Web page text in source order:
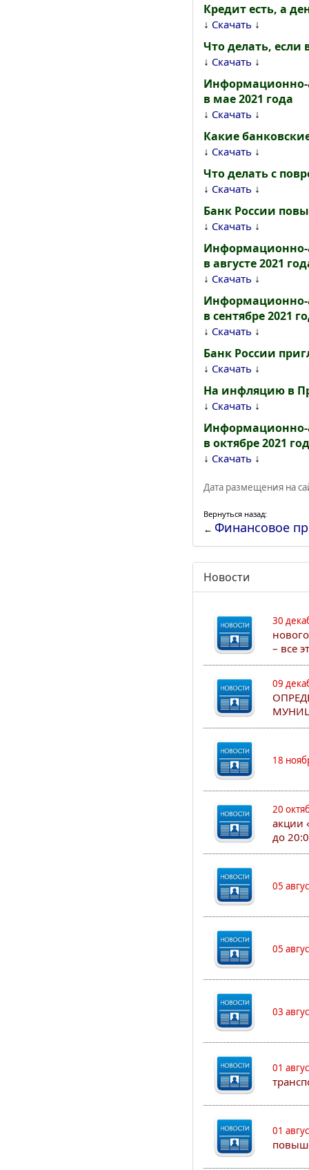
Кредит есть, а
↓ Скачать ↓
Что делать,
↓ Скачать ↓
в мае 2021 года
↓ Скачать ↓
Какие
↓ Скачать ↓
Что делать с
↓ Скачать ↓
Банк России
↓ Скачать ↓
в августе 2021
↓ Скачать ↓
в сентябре 2021
↓ Скачать ↓
Банк России
↓ Скачать ↓
На инфляцию в
↓ Скачать ↓
в октябре 2021
↓ Скачать ↓
Дата размещения на
Вернуться назад:
← Финансовое
Новости
30
– все
09
18
20
акции
до
05
05
03
01
01